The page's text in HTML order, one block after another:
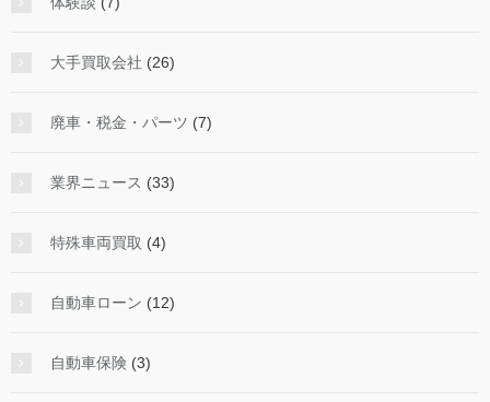
大手買取会社 (26)
廃車・税金・パーツ (7)
業界ニュース (33)
特殊車両買取 (4)
自動車ローン (12)
自動車保険 (3)